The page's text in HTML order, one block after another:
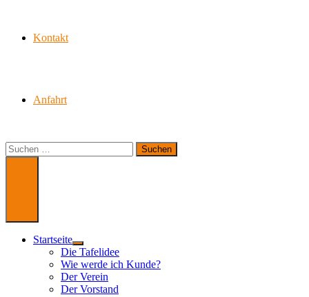
Kontakt
Anfahrt
Suchen
nach:
Startseite
Untermenü
anzeigen
Die Tafelidee
Wie werde ich Kunde?
Der Verein
Der Vorstand